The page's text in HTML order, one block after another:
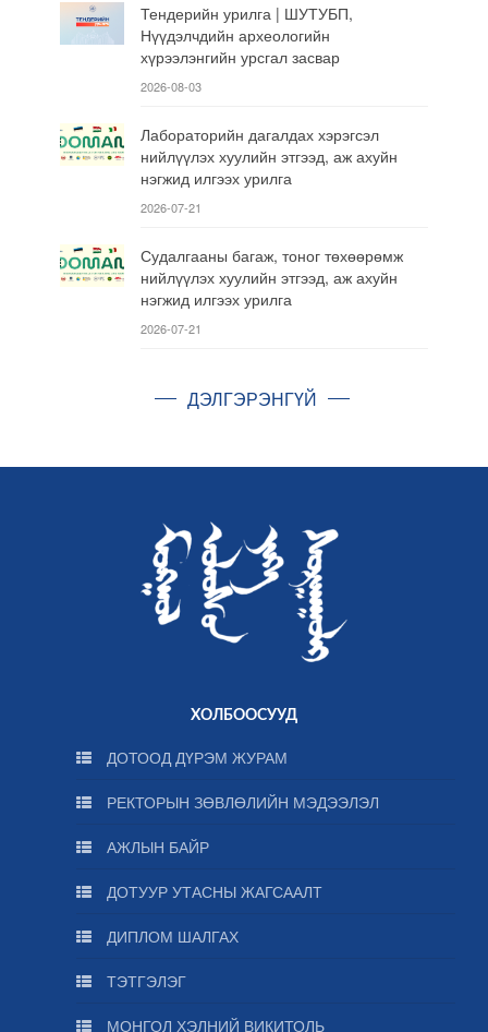
Тендерийн урилга | ШУТУБП,
Нүүдэлчдийн археологийн
хүрээлэнгийн урсгал засвар
2026-08-03
Лабораторийн дагалдах хэрэгсэл
нийлүүлэх хуулийн этгээд, аж ахуйн
нэгжид илгээх урилга
2026-07-21
Судалгааны багаж, тоног төхөөрөмж
нийлүүлэх хуулийн этгээд, аж ахуйн
нэгжид илгээх урилга
2026-07-21
ДЭЛГЭРЭНГҮЙ
ХОЛБООСУУД
ДОТООД ДҮРЭМ ЖУРАМ
РЕКТОРЫН ЗӨВЛӨЛИЙН МЭДЭЭЛЭЛ
АЖЛЫН БАЙР
ДОТУУР УТАСНЫ ЖАГСААЛТ
ДИПЛОМ ШАЛГАХ
ТЭТГЭЛЭГ
МОНГОЛ ХЭЛНИЙ ВИКИТОЛЬ